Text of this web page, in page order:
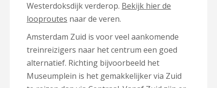
Westerdoksdijk verderop. Bekijk hier de
looproutes naar de veren.
Amsterdam Zuid is voor veel aankomende
treinreizigers naar het centrum een goed
alternatief. Richting bijvoorbeeld het
Museumplein is het gemakkelijker via Zuid